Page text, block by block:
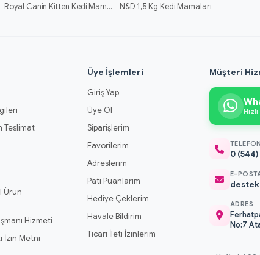
Royal Canin Kitten Kedi Mamaları
N&D 1,5 Kg Kedi Mamaları
Teslimat
Ürün
Hizmeti
İzin Metni
Üye İşlemleri
Giriş Yap
Üye Ol
Siparişlerim
Favorilerim
Adreslerim
Pati Puanlarım
Hediye Çeklerim
Havale Bildirim
Ticari İleti İzinlerim
Müşteri
TELEFON
0
E-
ADRES
No:7